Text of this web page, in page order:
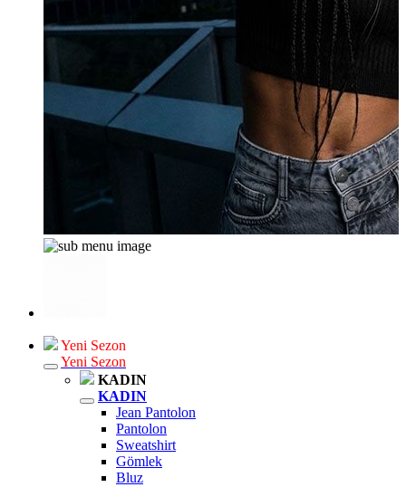
Yeni Sezon
Yeni Sezon
KADIN
KADIN
Jean Pantolon
Pantolon
Sweatshirt
Gömlek
Bluz